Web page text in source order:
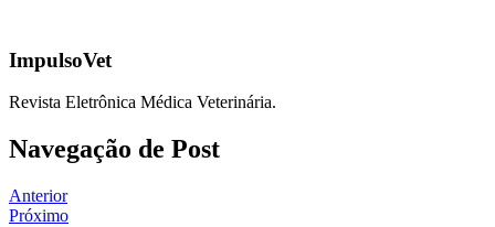
ImpulsoVet
Revista Eletrônica Médica Veterinária.
Navegação de Post
Anterior
Próximo